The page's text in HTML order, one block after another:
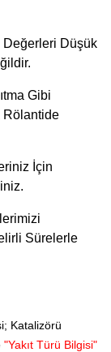
Değerleri Düşük
Gibi
Rölantide
İçin
Sürelerle
Katalizörü
"Yakıt Türü Bilgisi"